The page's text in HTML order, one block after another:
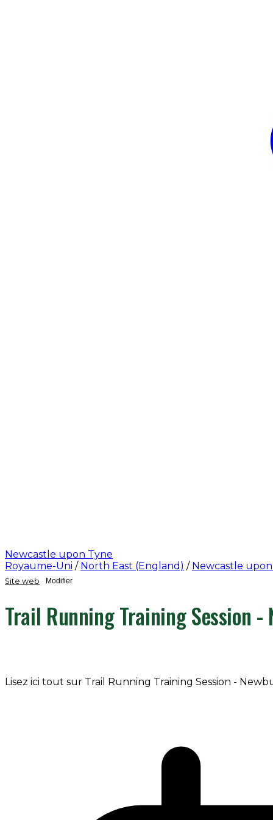
Newcastle upon Tyne
Royaume-Uni / North East (England) / Newcastle
Site web Modifier
Trail Running Training Session -
Lisez ici tout sur Trail Running Training Session -